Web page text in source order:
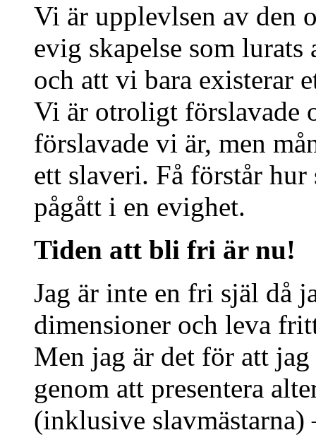
Vi är upplevlsen av den
evig skapelse som
och att vi bara existerar
Vi är otroligt förslavade
förslavade vi är, men
ett slaveri. Få förstår
pågått i en evighet.
Tiden att bli fri är nu!
Jag är inte en fri själ då
dimensioner och leva
Men jag är det för att
genom att presentera
(inklusive